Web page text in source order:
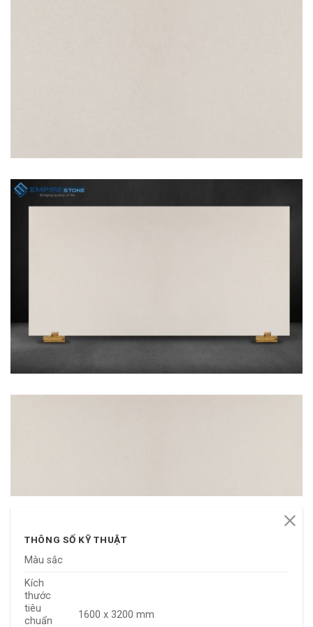
THÔNG SỐ KỸ THUẬT
Màu sắc
Kích
thước
tiêu
chuẩn
1600 x 3200 mm